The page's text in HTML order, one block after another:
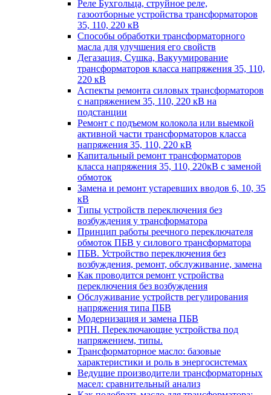
Реле Бухгольца, струйное реле,
газоотборные устройства трансформаторов
35, 110, 220 кВ
Способы обработки трансформаторного
масла для улучшения его свойств
Дегазация, Сушка, Вакуумирование
трансформаторов класса напряжения 35, 110,
220 кВ
Аспекты ремонта силовых трансформаторов
с напряжением 35, 110, 220 кВ на
подстанции
Ремонт с подъемом колокола или выемкой
активной части трансформаторов класса
напряжения 35, 110, 220 кВ
Капитальный ремонт трансформаторов
класса напряжения 35, 110, 220кВ с заменой
обмоток
Замена и ремонт устаревших вводов 6, 10, 35
кВ
Типы устройств переключения без
возбуждения у трансформатора
Принцип работы реечного переключателя
обмоток ПБВ у силового трансформатора
ПБВ. Устройство переключения без
возбуждения, ремонт, обслуживание, замена
Как проводится ремонт устройства
переключения без возбуждения
Обслуживание устройств регулирования
напряжения типа ПБВ
Модернизация и замена ПБВ
РПН. Переключающие устройства под
напряжением, типы.
Трансформаторное масло: базовые
характеристики и роль в энергосистемах
Ведущие производители трансформаторных
масел: сравнительный анализ